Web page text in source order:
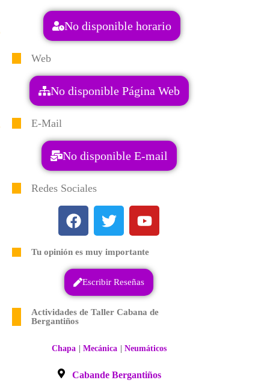
No disponible horario
Web
No disponible Página Web
E-Mail
No disponible E-mail
Redes Sociales
Tu opinión es muy importante
Escribir Reseñas
Actividades de Taller Cabana de
Bergantiños
Chapa | Mecánica | Neumáticos
Cabande Bergantiños